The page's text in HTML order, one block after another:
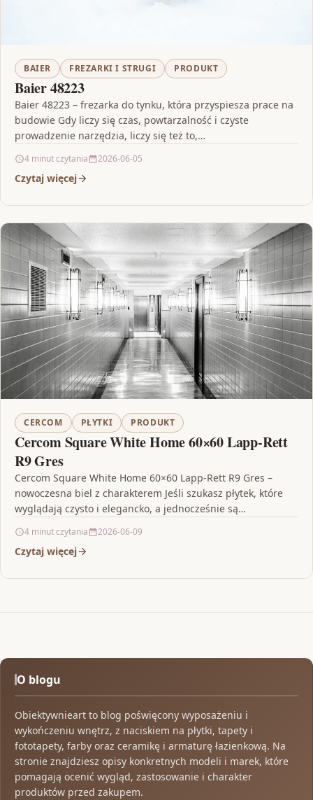
BAIER FREZARKI I STRUGI PRODUKT
Baier 48223
Baier 48223 – frezarka do tynku, która przyspiesza prace na
budowie Gdy liczy się czas, powtarzalność i czyste
prowadzenie narzędzia, liczy się też to,…
4 minut czytania 2026-06-05
Czytaj więcej
CERCOM PŁYTKI PRODUKT
Cercom Square White Home 60×60 Lapp-Rett
R9 Gres
Cercom Square White Home 60×60 Lapp-Rett R9 Gres –
nowoczesna biel z charakterem Jeśli szukasz płytek, które
wyglądają czysto i elegancko, a jednocześnie są…
4 minut czytania 2026-06-09
Czytaj więcej
O blogu
Obiektywnieart to blog poświęcony wyposażeniu i
wykończeniu wnętrz, z naciskiem na płytki, tapety i
fototapety, farby oraz ceramikę i armaturę łazienkową. Na
stronie znajdziesz opisy konkretnych modeli i marek, które
pomagają ocenić wygląd, zastosowanie i charakter
produktów przed zakupem.